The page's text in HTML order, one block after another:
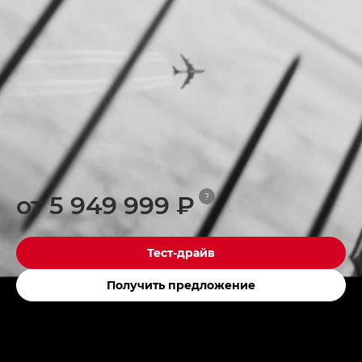
от 5 949 999 ₽ ?
Тест-драйв
Получить предложение